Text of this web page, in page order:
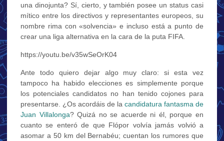
una dinojunta? Sí, cierto, y también posee un status casi
mítico entre los directivos y representantes europeos, su
nombre rima con «solvencia» e incluso está a punto de
crear una liga alternativa en la cara de la puta FIFA.
https://youtu.be/v35wSeOrK04
Ante todo quiero dejar algo muy claro: si esta vez
tampoco ha habido elecciones es simplemente porque
los potenciales candidatos no han tenido cojones para
presentarse. ¿Os acordáis de la candidatura fantasma de
Juan Villalonga? Quizá no se acuerde ni él, porque en
cuanto se enteró de que Flópor volvía jamás volvió a
asomar a 50 km del Bernabéu; cuentan los rumores que